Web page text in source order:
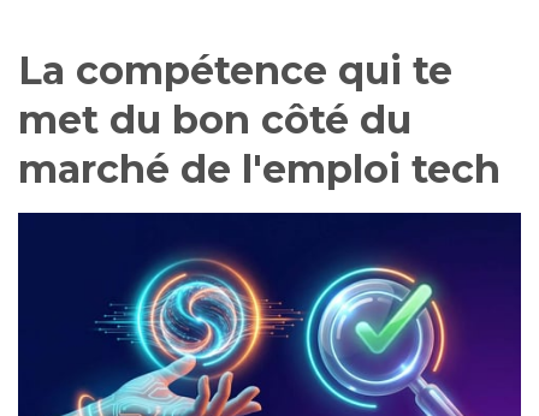
La compétence qui te
met du bon côté du
marché de l'emploi tech